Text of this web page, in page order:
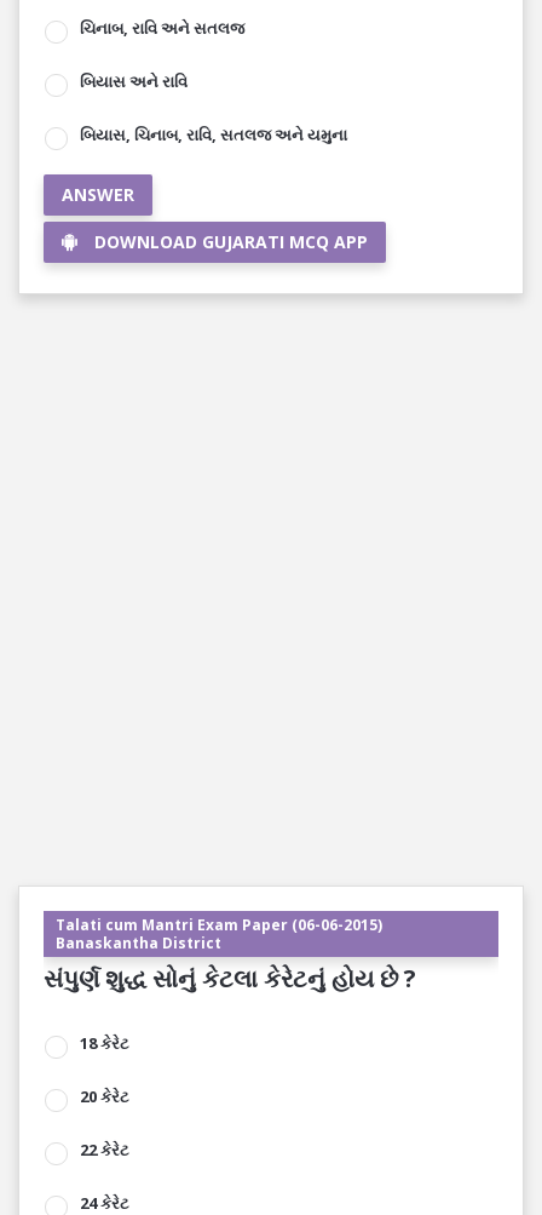
ચિનાબ, રાવિ અને સતલજ
બિયાસ અને રાવિ
બિયાસ, ચિનાબ, રાવિ, સતલજ અને યમુના
ANSWER
DOWNLOAD GUJARATI MCQ APP
Talati cum Mantri Exam Paper (06-06-2015)
Banaskantha District
સંપુર્ણ શુદ્ધ સોનું કેટલા કેરેટનું હોય છે ?
18 કેરેટ
20 કેરેટ
22 કેરેટ
24 કેરેટ